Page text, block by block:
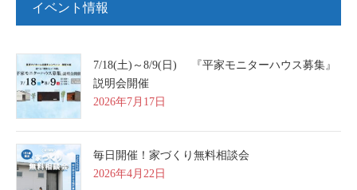
イベント情報
7/18(土)～8/9(日) 『平家モニターハウス募集』
説明会開催
2026年7月17日
毎日開催！家づくり無料相談会
2026年4月22日